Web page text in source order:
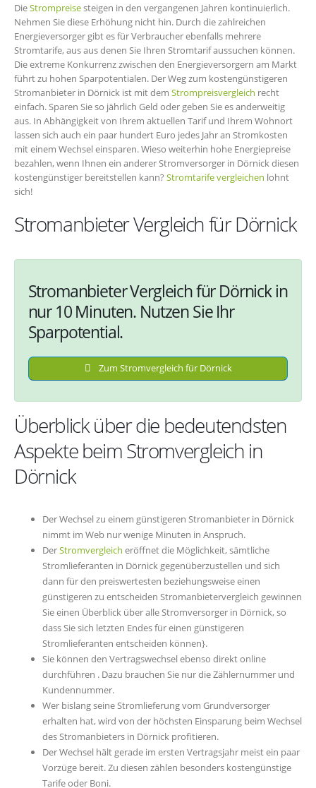
DieStrompreisesteigen in den vergangenen Jahren kontinuierlich.
Nehmen Sie diese Erhöhung nicht hin. Durch die zahlreichen
Energieversorger gibt es für Verbraucher ebenfalls mehrere
Stromtarife, aus aus denen Sie Ihren Stromtarif aussuchen können.
Die extreme Konkurrenz zwischen den Energieversorgern am Markt
führt zu hohen Sparpotentialen. Der Weg zum kostengünstigeren
Stromanbieter in Dörnick ist mit dem Strompreisvergleich recht
einfach. Sparen Sie so jährlich Geld oder geben Sie es anderweitig
aus. In Abhängigkeit von Ihrem aktuellen Tarif und Ihrem Wohnort
lassen sich auch ein paar hundert Euro jedes Jahr an Stromkosten
mit einem Wechsel einsparen. Wieso weiterhin hohe Energiepreise
bezahlen, wenn Ihnen ein anderer Stromversorger in Dörnick diesen
kostengünstiger bereitstellen kann? Stromtarife vergleichen lohnt
sich!
Stromanbieter Vergleich für Dörnick
Stromanbieter Vergleich für Dörnick in
nur 10 Minuten. Nutzen Sie Ihr
Sparpotential.
Zum Stromvergleich für Dörnick
Überblick über die bedeutendsten
Aspekte beim Stromvergleich in
Dörnick
Der Wechsel zu einem günstigeren Stromanbieter in Dörnick
nimmt im Web nur wenige Minuten in Anspruch.
DerStromvergleich eröffnet die Möglichkeit, sämtliche
Stromlieferanten in Dörnick gegenüberzustellen und sich
dann für den preiswertesten beziehungsweise einen
günstigeren zu entscheiden Stromanbietervergleich gewinnen
Sie einen Überblick über alle Stromversorger in Dörnick, so
dass Sie sich letzten Endes für einen günstigeren
Stromlieferanten entscheiden können}.
Sie können den Vertragswechsel ebenso direkt online
durchführen . Dazu brauchen Sie nur die Zählernummer und
Kundennummer.
Wer bislang seine Stromlieferung vom Grundversorger
erhalten hat, wird von der höchsten Einsparung beim Wechsel
des Stromanbieters in Dörnick profitieren.
Der Wechsel hält gerade im ersten Vertragsjahr meist ein paar
Vorzüge bereit. Zu diesen zählen besonders kostengünstige
Tarife oder Boni.